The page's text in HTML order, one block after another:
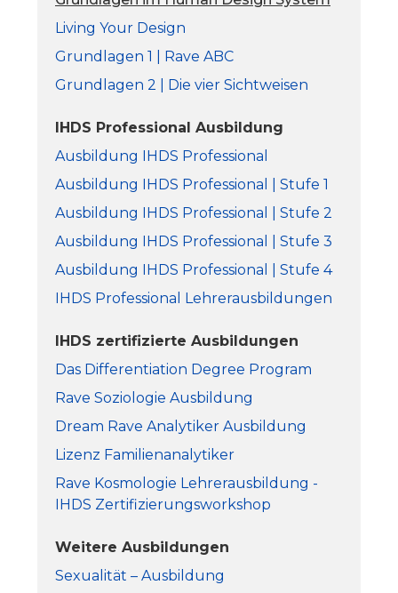
Living Your Design
Grundlagen 1 | Rave ABC
Grundlagen 2 | Die vier Sichtweisen
IHDS Professional Ausbildung
Ausbildung IHDS Professional
Ausbildung IHDS Professional | Stufe 1
Ausbildung IHDS Professional | Stufe 2
Ausbildung IHDS Professional | Stufe 3
Ausbildung IHDS Professional | Stufe 4
IHDS Professional Lehrerausbildungen
IHDS zertifizierte Ausbildungen
Das Differentiation Degree Program
Rave Soziologie Ausbildung
Dream Rave Analytiker Ausbildung
Lizenz Familienanalytiker
Rave Kosmologie Lehrerausbildung -
IHDS Zertifizierungsworkshop
Weitere Ausbildungen
Sexualität – Ausbildung